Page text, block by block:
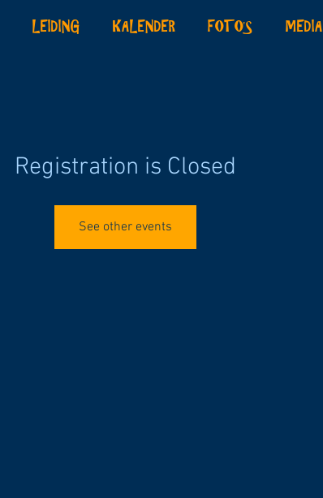
LEIDING KALENDER FOTO'S MEDIA
Registration is Closed
See other events